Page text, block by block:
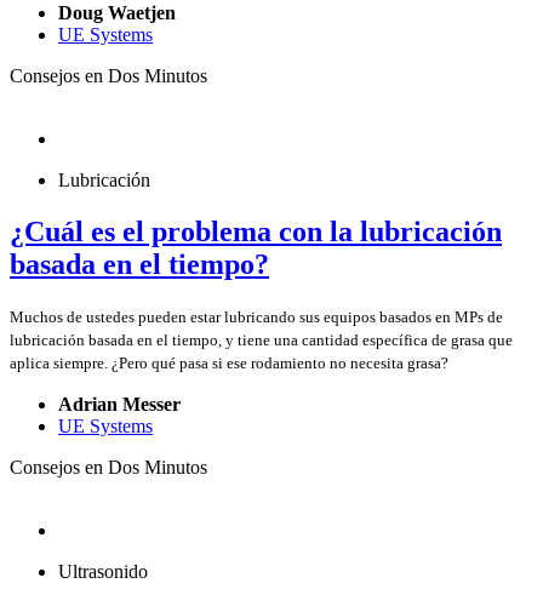
Doug Waetjen
UE Systems
Consejos en Dos Minutos
Lubricación
¿Cuál es el problema con la lubricación
basada en el tiempo?
Muchos de ustedes pueden estar lubricando sus equipos basados en MPs de
lubricación basada en el tiempo, y tiene una cantidad específica de grasa que
aplica siempre. ¿Pero qué pasa si ese rodamiento no necesita grasa?
Adrian Messer
UE Systems
Consejos en Dos Minutos
Ultrasonido